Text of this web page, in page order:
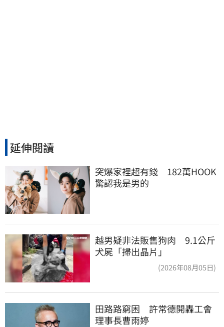
延伸閱讀
突爆家裡超有錢　182萬HOOK
驚認我是男的
越男疑非法販售狗肉 9.1公斤
犬屍「掃出晶片」
(2026年08月05日)
田路路窮困　許常德開轟工會
理事長曹雨婷